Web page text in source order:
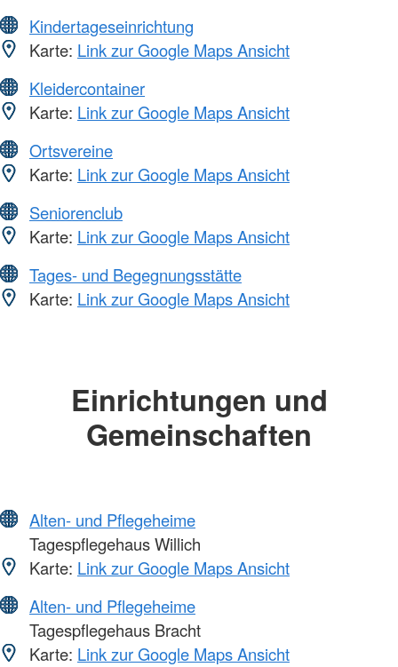
Kindertageseinrichtung
Karte: Link zur Google Maps Ansicht
Kleidercontainer
Karte: Link zur Google Maps Ansicht
Ortsvereine
Karte: Link zur Google Maps Ansicht
Seniorenclub
Karte: Link zur Google Maps Ansicht
Tages- und Begegnungsstätte
Karte: Link zur Google Maps Ansicht
Einrichtungen und
Gemeinschaften
Alten- und Pflegeheime
Tagespflegehaus Willich
Karte: Link zur Google Maps Ansicht
Alten- und Pflegeheime
Tagespflegehaus Bracht
Karte: Link zur Google Maps Ansicht